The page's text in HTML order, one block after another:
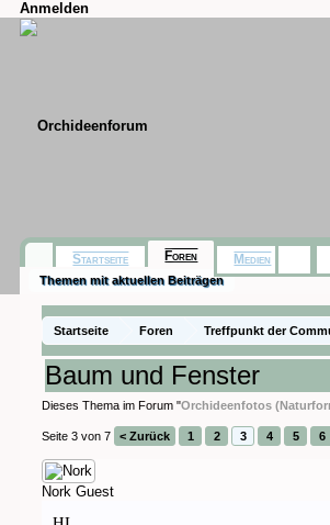
Anmelden
Startseite Foren Treffpunkt der
Baum und Fenster
Dieses Thema im Forum "Orchideenfotos
Seite 3 von 7 < Zurück 1 2 3 4 5 6
Nork Guest
Startseite Foren
Themen mit aktuellen Beiträgen
Medien